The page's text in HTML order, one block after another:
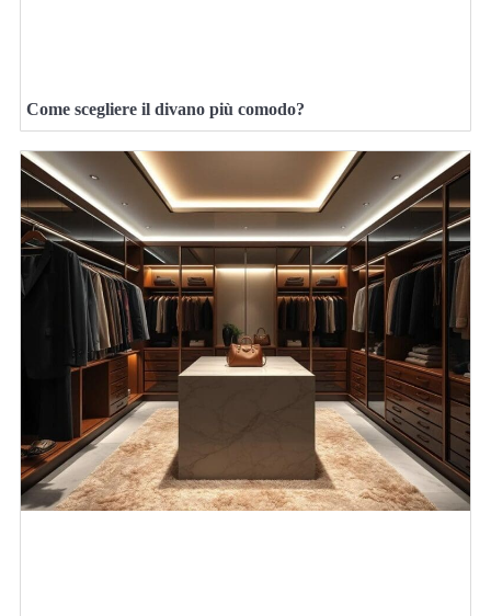
Come scegliere il divano più comodo?